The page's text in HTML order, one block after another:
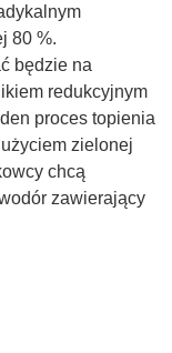
80 %.
będzie na
redukcyjnym
proces topienia
zielonej
chcą
zawierający